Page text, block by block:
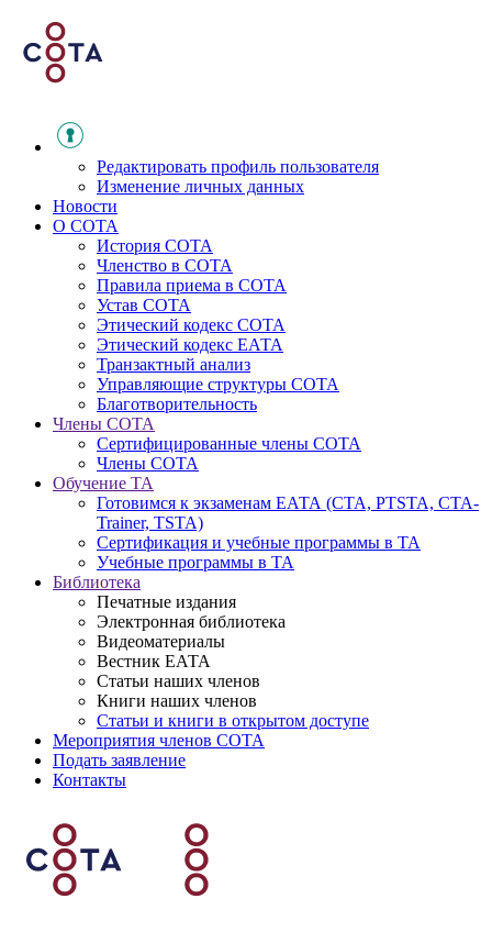
Редактировать профиль пользователя
Изменение личных данных
Новости
О СОТА
История СОТА
Членство в СОТА
Правила приема в СОТА
Устав СОТА
Этический кодекс СОТА
Этический кодекс ЕАТА
Транзактный анализ
Управляющие структуры СОТА
Благотворительность
Члены СОТА
Сертифицированные члены СОТА
Члены СОТА
Обучение ТА
Готовимся к экзаменам ЕАТА (СТА, PTSTA, СТА-
Trainer, TSTA)
Сертификация и учебные программы в ТА
Учебные программы в ТА
Библиотека
Печатные издания
Электронная библиотека
Видеоматериалы
Вестник ЕАТА
Статьи наших членов
Книги наших членов
Статьи и книги в открытом доступе
Мероприятия членов СОТА
Подать заявление
Контакты